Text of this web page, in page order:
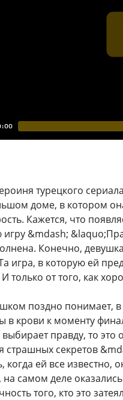
турецкого
доме, в котором
Кажется, что
игру &mdash;
Конечно,
игра, в которую ей
только от того, как
поздно понимает,
в крови к моменту
выбирает правду, то
страшных секретов
когда ей все известно,
на самом деле
того, кто это